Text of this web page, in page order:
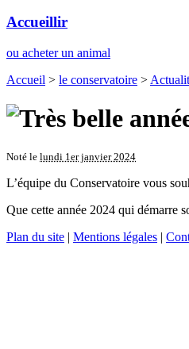
Accueillir
ou acheter un animal
Accueil > le conservatoire >
Noté le lundi 1er janvier 2024
L’équipe du Conservatoire vous
Que cette année 2024 qui démarre
Plan du site | Mentions légales |